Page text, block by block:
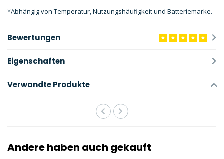
*Abhängig von Temperatur, Nutzungshäufigkeit und Batteriemarke.
Bewertungen
Eigenschaften
Verwandte Produkte
Andere haben auch gekauft